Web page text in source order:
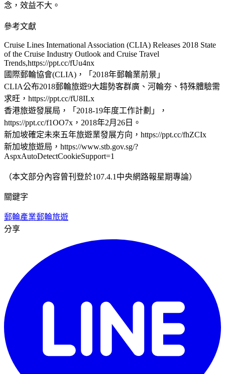
念，效益不大。
參考文獻
Cruise Lines International Association (CLIA) Releases 2018 State
of the Cruise Industry Outlook and Cruise Travel
Trends,https://ppt.cc/fUu4nx
國際郵輪協會(CLIA)，「2018年郵輪業前景」
CLIA公布2018郵輪旅遊9大趨勢客群廣、河輪夯、特殊體驗需
求旺，https://ppt.cc/fU8ILx
香港旅遊發展局，「2018-19年度工作計劃」，
https://ppt.cc/f1OO7x，2018年2月26日。
新加坡確定未來五年旅遊業發展方向，https://ppt.cc/fhZCIx
新加坡旅遊局，https://www.stb.gov.sg/?
AspxAutoDetectCookieSupport=1
（本文部分內容曾刊登於107.4.1中央網路報星期專論）
關鍵字
郵輪產業郵輪旅遊
分享